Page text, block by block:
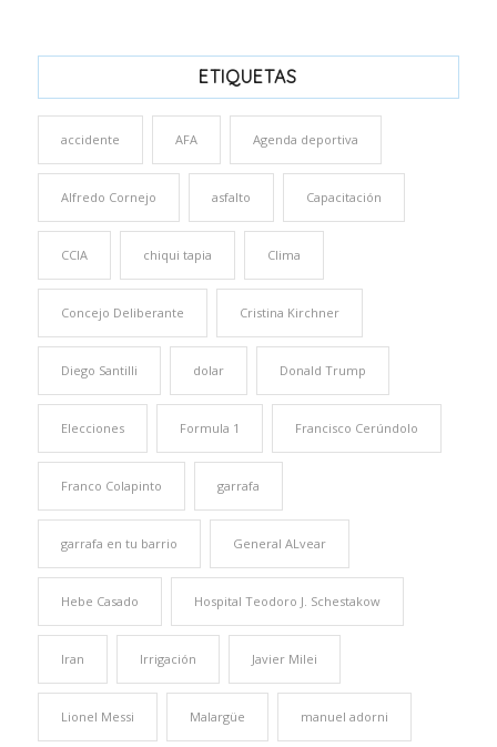
ETIQUETAS
accidente AFA Agenda deportiva
Alfredo Cornejo asfalto Capacitación
CCIA chiqui tapia Clima
Concejo Deliberante Cristina Kirchner
Diego Santilli dolar Donald Trump
Elecciones Formula 1 Francisco Cerúndolo
Franco Colapinto garrafa
garrafa en tu barrio General ALvear
Hebe Casado Hospital Teodoro J. Schestakow
Iran Irrigación Javier Milei
Lionel Messi Malargüe manuel adorni